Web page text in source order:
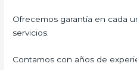
Ofrecemos garantía en cada
servicios.
Contamos con años de